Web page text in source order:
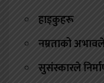
हाइकुहरू
नम्रताको
सुसंस्कारले